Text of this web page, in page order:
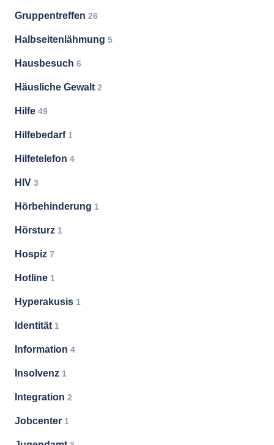
Gruppentreffen 26
Halbseitenlähmung 5
Hausbesuch 6
Häusliche Gewalt 2
Hilfe 49
Hilfebedarf 1
Hilfetelefon 4
HIV 3
Hörbehinderung 1
Hörsturz 1
Hospiz 7
Hotline 1
Hyperakusis 1
Identität 1
Information 4
Insolvenz 1
Integration 2
Jobcenter 1